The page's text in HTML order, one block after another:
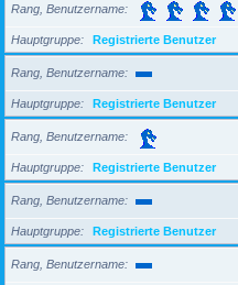
Rang, Benutzername
Hauptgruppe Registrierte Benutzer
Rang, Benutzername
Hauptgruppe Registrierte Benutzer
Rang, Benutzername
Hauptgruppe Registrierte Benutzer
Rang, Benutzername
Hauptgruppe Registrierte Benutzer
Rang, Benutzername